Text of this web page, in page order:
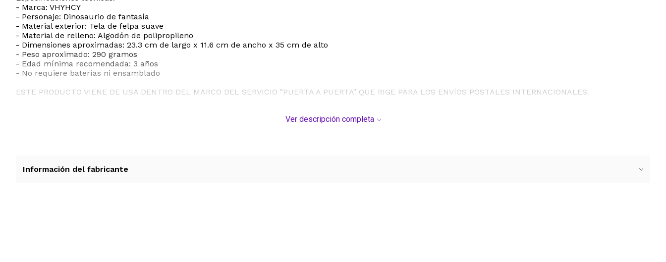
- Marca: VHYHCY
- Personaje: Dinosaurio de fantasía
- Material exterior: Tela de felpa suave
- Material de relleno: Algodón de polipropileno
- Dimensiones aproximadas: 23.3 cm de largo x 11.6 cm de ancho x 35 cm de alto
- Peso aproximado: 290 gramos
- Edad mínima recomendada: 3 años
- No requiere baterías ni ensamblado
ESTE PRODUCTO VIENE DE USA DENTRO DEL MARCO DEL SERVICIO "PUERTA A PUERTA" QUE RIGE PARA LOS ENVíOS POSTALES INTERNACIONALES.
Ver descripción completa
Información del fabricante